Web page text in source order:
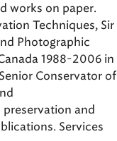
works on paper.
Techniques, Sir
Photographic
1988-2006 in
Conservator of
and
Services